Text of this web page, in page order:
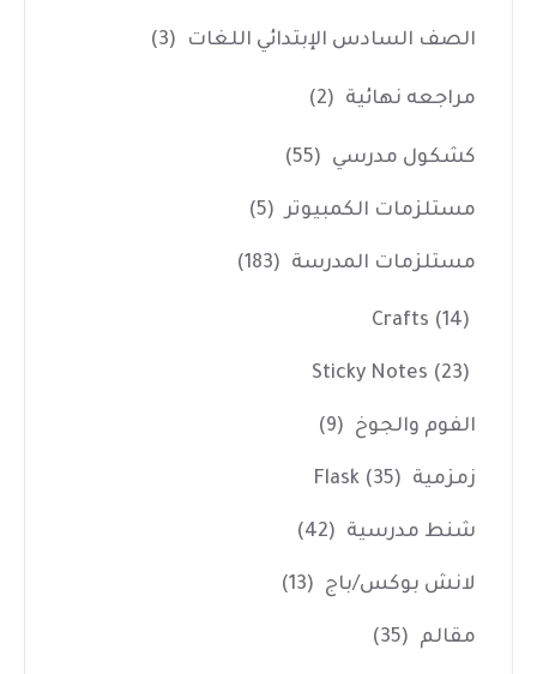
الصف السادس الإبتدائي اللغات (3)
مراجعه نهائية (2)
كشكول مدرسي (55)
مستلزمات الكمبيوتر (5)
مستلزمات المدرسة (183)
Crafts (14)
Sticky Notes (23)
الفوم والجوخ (9)
زمزمية Flask (35)
شنط مدرسية (42)
لانش بوكس/باج (13)
مقالم (35)